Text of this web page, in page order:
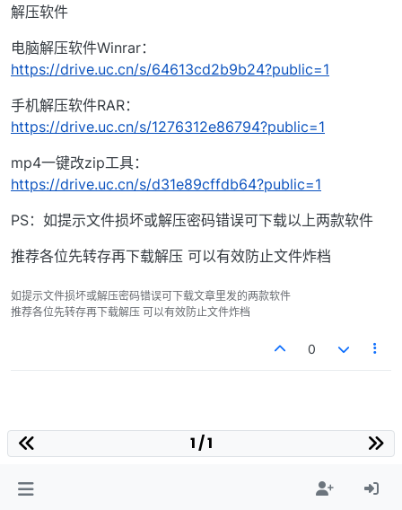
解压软件
电脑解压软件Winrar：
https://drive.uc.cn/s/64613cd2b9b24?public=1
手机解压软件RAR：
https://drive.uc.cn/s/1276312e86794?public=1
mp4一键改zip工具：
https://drive.uc.cn/s/d31e89cffdb64?public=1
PS：如提示文件损坏或解压密码错误可下载以上两款软件
推荐各位先转存再下载解压 可以有效防止文件炸档
如提示文件损坏或解压密码错误可下载文章里发的两款软件
推荐各位先转存再下载解压 可以有效防止文件炸档
0
1 / 1